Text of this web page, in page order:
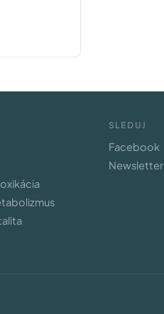
SLEDUJ
Facebook
Newsletter